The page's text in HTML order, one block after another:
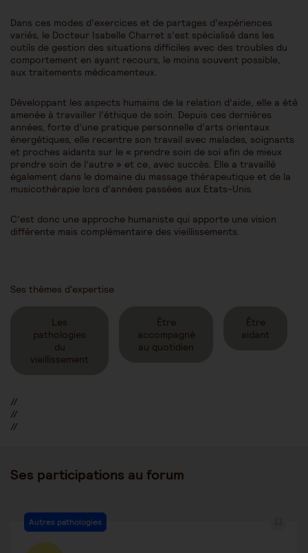
Dans ces modes d’exercices et de partages d’expériences
variés, le Docteur Isabelle Charret s’est spécialisé dans les
outils de gestion des situations difficiles avec des troubles du
comportement en ayant recours, le moins souvent possible,
aux traitements médicamenteux.
Développant les aspects humains de la relation d’aide, elle a été
amenée à travailler l’éthique de soin. Depuis ces dernières
années, forte d’une pratique personnelle d’arts orientaux
énergétiques, elle recentre son travail avec malades, soignants
et proches aidants sur le « prendre soin de soi afin de mieux
prendre soin de l’autre » et ce, avec succès. Elle a travaillé
également dans le domaine du massage thérapeutique et de la
musicothérapie lors d’années passées aux Etats-Unis.
C’est donc une approche humaniste qui apporte une vision
différente mais complémentaire des vieillissements.
Ses thèmes d'expertise
Les
pathologies
du
vieillissement
Être
accompagné
au quotidien
Être
aidant
//
//
//
Ses participations au forum
Autres pathologies